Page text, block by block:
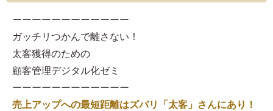
ーーーーーーーーーーーー
ガッチリつかんで離さない！
太客獲得のための
顧客管理デジタル化ゼミ
ーーーーーーーーーーーー
売上アップへの最短距離はズバリ「太客」さんにあり！